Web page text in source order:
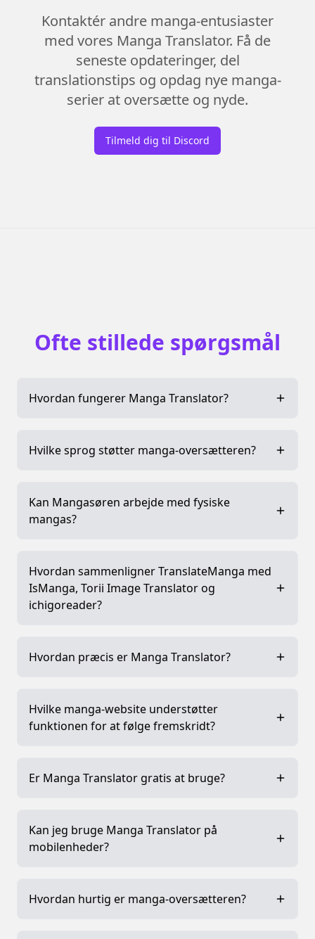
Kontaktér andre manga-entusiaster
med vores Manga Translator. Få de
seneste opdateringer, del
translationstips og opdag nye manga-
serier at oversætte og nyde.
Tilmeld dig til Discord
Ofte stillede spørgsmål
Hvordan fungerer Manga Translator?
Hvilke sprog støtter manga-oversætteren?
Kan Mangasøren arbejde med fysiske
mangas?
Hvordan sammenligner TranslateManga med
IsManga, Torii Image Translator og
ichigoreader?
Hvordan præcis er Manga Translator?
Hvilke manga-website understøtter
funktionen for at følge fremskridt?
Er Manga Translator gratis at bruge?
Kan jeg bruge Manga Translator på
mobilenheder?
Hvordan hurtig er manga-oversætteren?